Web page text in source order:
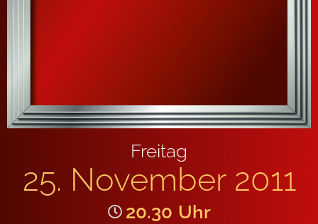
Freitag
25. November 2011
20.30 Uhr